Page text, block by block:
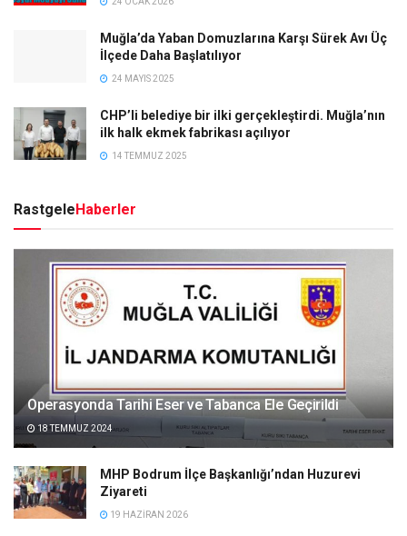
Muğla’da Yaban Domuzlarına Karşı Sürek Avı Üç
İlçede Daha Başlatılıyor
24 MAYIS 2025
CHP’li belediye bir ilki gerçekleştirdi. Muğla’nın
ilk halk ekmek fabrikası açılıyor
14 TEMMUZ 2025
Rastgele Haberler
Operasyonda Tarihi Eser ve Tabanca Ele Geçirildi
18 TEMMUZ 2024
MHP Bodrum İlçe Başkanlığı’ndan Huzurevi
Ziyareti
19 HAZIRAN 2026